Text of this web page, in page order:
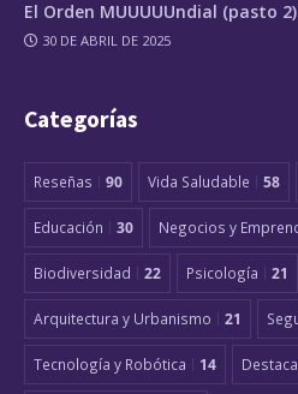
El Orden MUUUUUndial (pasto 2)
30 DE ABRIL DE 2025
Categorías
Reseñas 90 Vida Saludable 58
Educación 30 Negocios y
Biodiversidad 22 Psicología 21
Arquitectura y Urbanismo 21
Tecnología y Robótica 14